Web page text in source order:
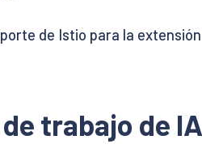
de Istio para la
trabajo de